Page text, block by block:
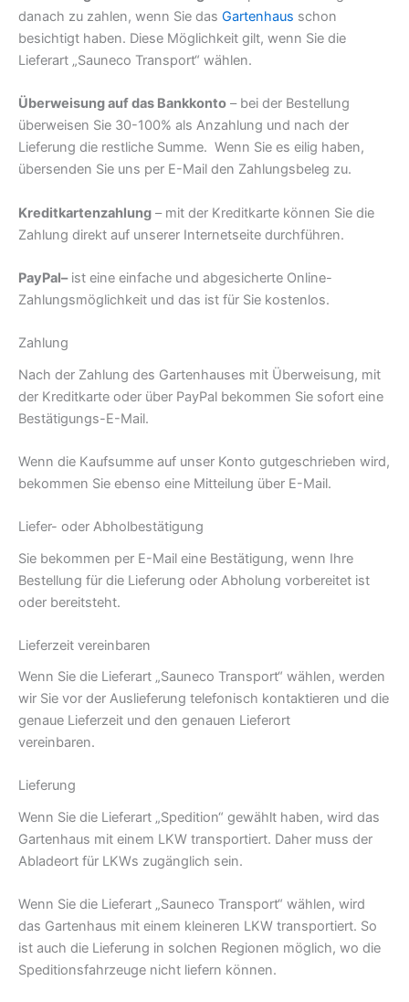
danach zu zahlen, wenn Sie das Gartenhaus schon
besichtigt haben. Diese Möglichkeit gilt, wenn Sie die
Lieferart „Sauneco Transport“ wählen.
Überweisung auf das Bankkonto – bei der Bestellung
überweisen Sie 30-100% als Anzahlung und nach der
Lieferung die restliche Summe. Wenn Sie es eilig haben,
übersenden Sie uns per E-Mail den Zahlungsbeleg zu.
Kreditkartenzahlung – mit der Kreditkarte können Sie die
Zahlung direkt auf unserer Internetseite durchführen.
PayPal–ist eine einfache und abgesicherte Online-
Zahlungsmöglichkeit und das ist für Sie kostenlos.
Zahlung
Nach der Zahlung des Gartenhauses mit Überweisung, mit
der Kreditkarte oder über PayPal bekommen Sie sofort eine
Bestätigungs-E-Mail.
Wenn die Kaufsumme auf unser Konto gutgeschrieben wird,
bekommen Sie ebenso eine Mitteilung über E-Mail.
Liefer- oder Abholbestätigung
Sie bekommen per E-Mail eine Bestätigung, wenn Ihre
Bestellung für die Lieferung oder Abholung vorbereitet ist
oder bereitsteht.
Lieferzeit vereinbaren
Wenn Sie die Lieferart „Sauneco Transport“ wählen, werden
wir Sie vor der Auslieferung telefonisch kontaktieren und die
genaue Lieferzeit und den genauen Lieferort
vereinbaren.
Lieferung
Wenn Sie die Lieferart „Spedition“ gewählt haben, wird das
Gartenhaus mit einem LKW transportiert. Daher muss der
Abladeort für LKWs zugänglich sein.
Wenn Sie die Lieferart „Sauneco Transport“ wählen, wird
das Gartenhaus mit einem kleineren LKW transportiert. So
ist auch die Lieferung in solchen Regionen möglich, wo die
Speditionsfahrzeuge nicht liefern können.